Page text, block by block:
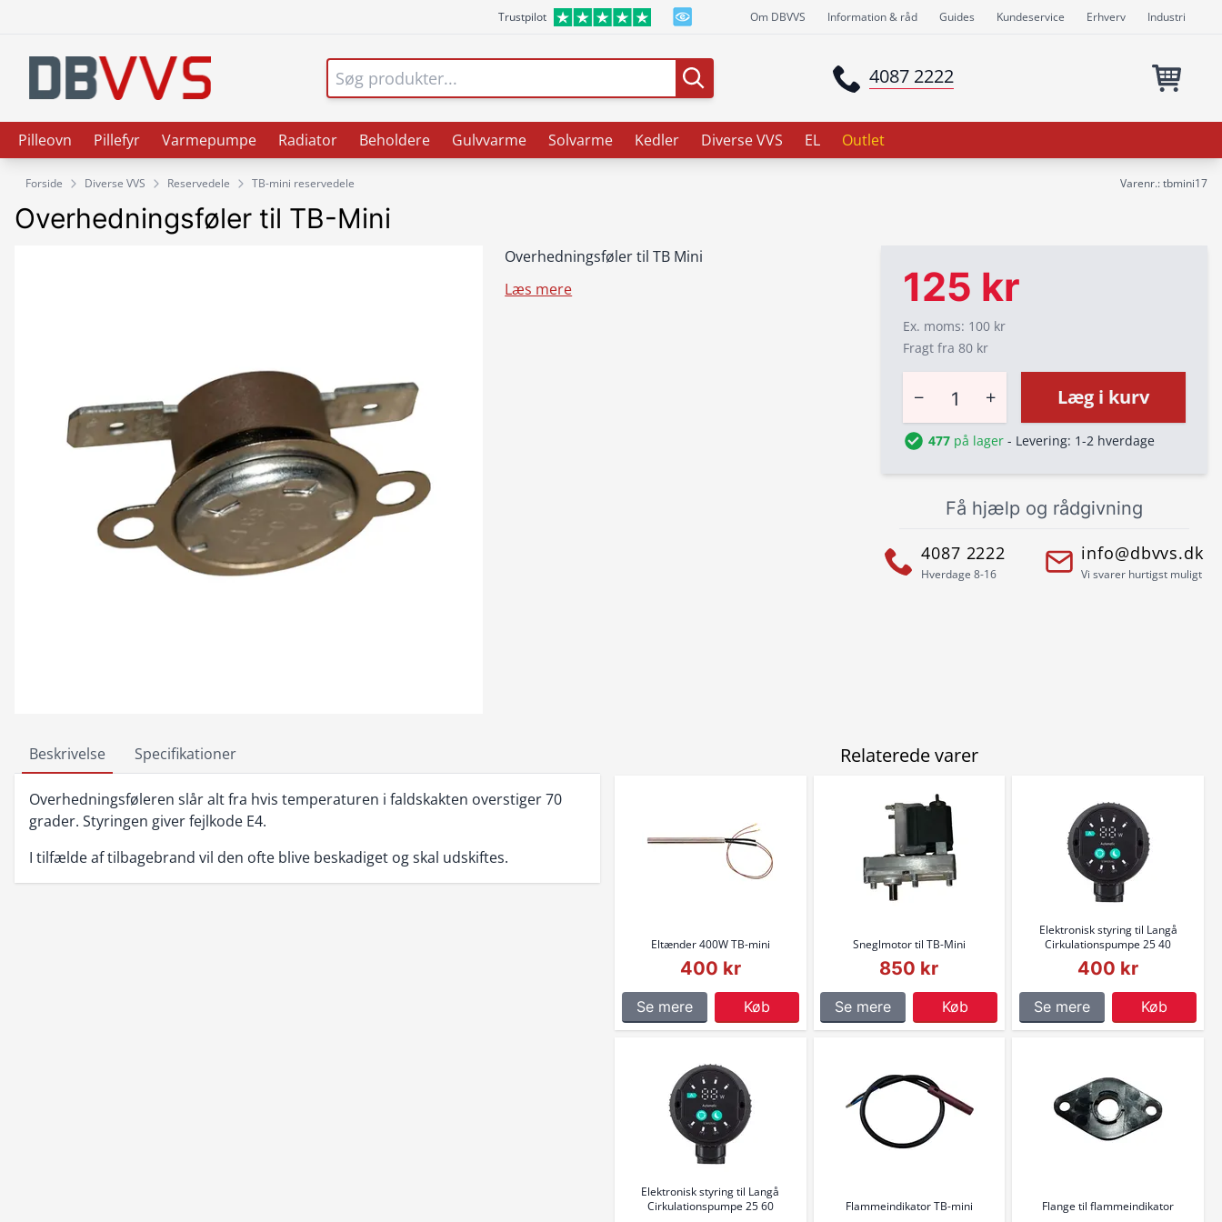
Trustpilot Om DBVVS Information & råd Guides Kundeservice Erhverv Industri
4087 2222
Pilleovn Pillefyr Varmepumpe Radiator Beholdere Gulvvarme Solvarme Kedler Diverse VVS EL Outlet
Forside Diverse VVS Reservedele TB-mini reservedele Varenr.: tbmini17
Overhedningsføler til TB-Mini
Overhedningsføler til TB Mini
Læs mere
125 kr
Ex. moms: 100 kr
Fragt fra 80 kr
− + Læg i kurv
477 på lager - Levering: 1-2 hverdage
Få hjælp og rådgivning
4087 2222
Hverdage 8-16
info@dbvvs.dk
Vi svarer hurtigst muligt
Beskrivelse Specifikationer
Overhedningsføleren slår alt fra hvis temperaturen i faldskakten overstiger 70
grader. Styringen giver fejlkode E4.
I tilfælde af tilbagebrand vil den ofte blive beskadiget og skal udskiftes.
Relaterede varer
Eltænder 400W TB-mini
400 kr
Se mere Køb
Sneglmotor til TB-Mini
850 kr
Se mere Køb
Elektronisk styring til Langå
Cirkulationspumpe 25 40
400 kr
Se mere Køb
Elektronisk styring til Langå
Cirkulationspumpe 25 60
Flammeindikator TB-mini Flange til flammeindikator